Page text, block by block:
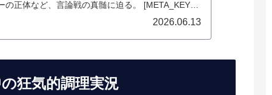
正体など、言論戦の真髄に迫る。 [META_KEYS]:
裁者,N国党,刑事告訴 ==END_METADATA==2026.06.13
狂気的調理実況